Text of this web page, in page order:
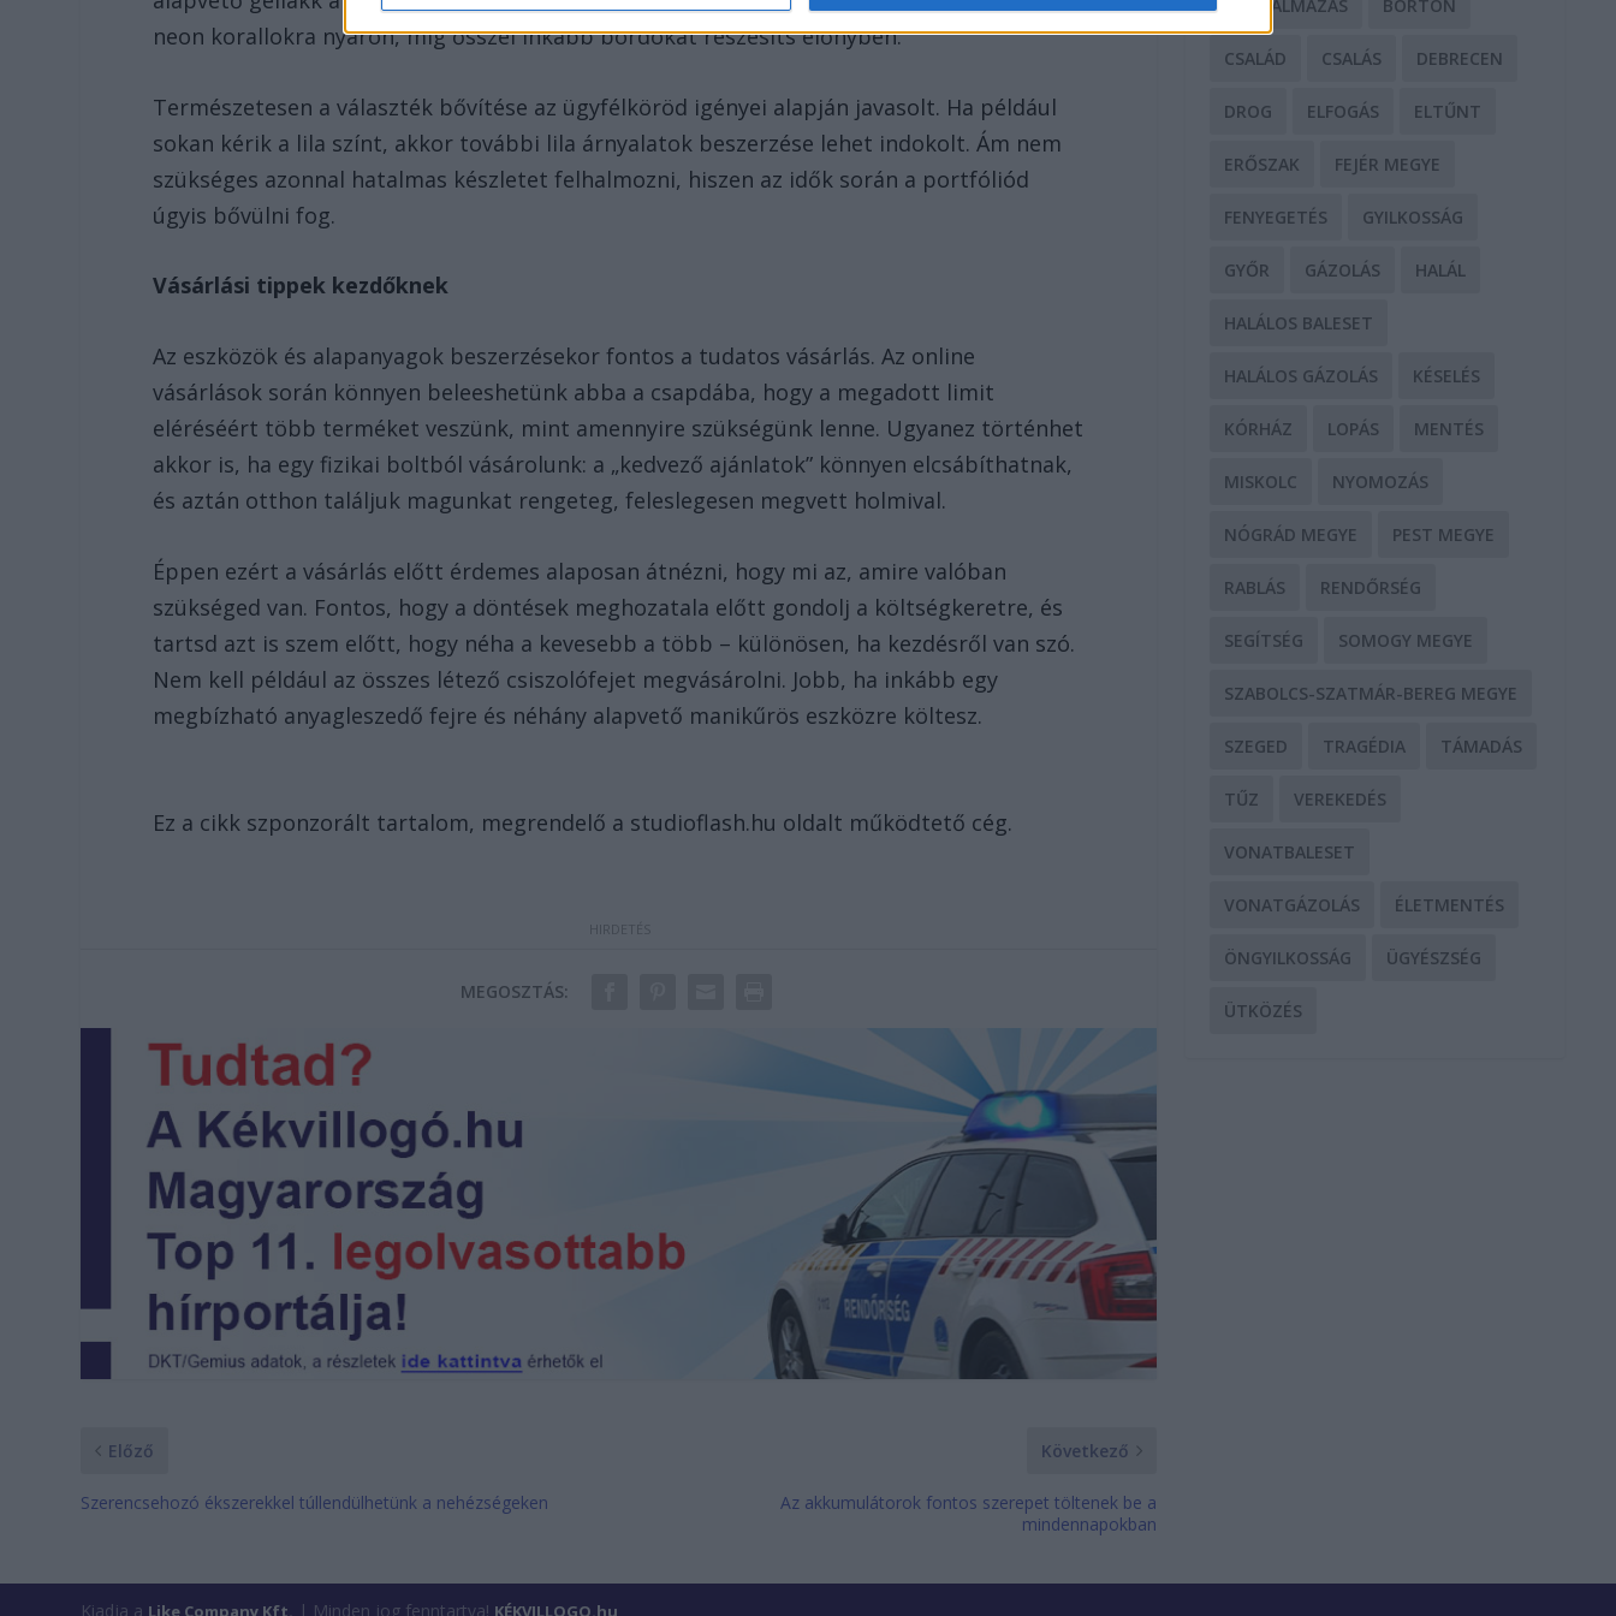
neon korallokra nyáron, míg ősszel inkább bordókat részesíts előnyben.
Természetesen a választék bővítése az ügyfélköröd igényei alapján javasolt. Ha például
sokan kérik a lila színt, akkor további lila árnyalatok beszerzése lehet indokolt. Ám nem
szükséges azonnal hatalmas készletet felhalmozni, hiszen az idők során a portfóliód
úgyis bővülni fog.
Vásárlási tippek kezdőknek
Az eszközök és alapanyagok beszerzésekor fontos a tudatos vásárlás. Az online
vásárlások során könnyen beleeshetünk abba a csapdába, hogy a megadott limit
eléréséért több terméket veszünk, mint amennyire szükségünk lenne. Ugyanez történhet
akkor is, ha egy fizikai boltból vásárolunk: a „kedvező ajánlatok” könnyen elcsábíthatnak,
és aztán otthon találjuk magunkat rengeteg, feleslegesen megvett holmival.
Éppen ezért a vásárlás előtt érdemes alaposan átnézni, hogy mi az, amire valóban
szükséged van. Fontos, hogy a döntések meghozatala előtt gondolj a költségkeretre, és
tartsd azt is szem előtt, hogy néha a kevesebb a több – különösen, ha kezdésről van szó.
Nem kell például az összes létező csiszolófejet megvásárolni. Jobb, ha inkább egy
megbízható anyagleszedő fejre és néhány alapvető manikűrös eszközre költesz.
Ez a cikk szponzorált tartalom, megrendelő a studioflash.hu oldalt működtető cég.
MEGOSZTÁS:
Előző
Szerencsehozó ékszerekkel túllendülhetünk a nehézségeken
Következő
Az akkumulátorok fontos szerepet töltenek be a
mindennapokban
BÁNTALMAZÁS BÖRTÖN
CSALÁD CSALÁS DEBRECEN
DROG ELFOGÁS ELTŰNT
ERŐSZAK FEJÉR MEGYE
FENYEGETÉS GYILKOSSÁG
GYŐR GÁZOLÁS HALÁL
HALÁLOS BALESET
HALÁLOS GÁZOLÁS KÉSELÉS
KÓRHÁZ LOPÁS MENTÉS
MISKOLC NYOMOZÁS
NÓGRÁD MEGYE PEST MEGYE
RABLÁS RENDŐRSÉG
SEGÍTSÉG SOMOGY MEGYE
SZABOLCS-SZATMÁR-BEREG MEGYE
SZEGED TRAGÉDIA TÁMADÁS
TŰZ VEREKEDÉS
VONATBALESET
VONATGÁZOLÁS ÉLETMENTÉS
ÖNGYILKOSSÁG ÜGYÉSZSÉG
ÜTKÖZÉS
Kiadja a Like Company Kft. | Minden jog fenntartva! KÉKVILLOGO.hu